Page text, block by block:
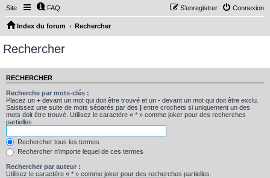
Site FAQ Connexion
S’enregistrer
Index du forum Rechercher
Rechercher
RECHERCHER
Recherche par mots-clés :
Placez un + devant un mot qui doit être trouvé et un - devant un mot qui doit être exclu.
Saisissez une suite de mots séparés par des | entre crochets si uniquement un des
mots doit être trouvé. Utilisez le caractère « * » comme joker pour des recherches
partielles.
Rechercher tous les termes
Rechercher n’importe lequel de ces termes
Rechercher par auteur :
Utilisez le caractère « * » comme joker pour des recherches partielles.